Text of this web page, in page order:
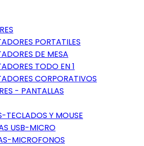
PORTATILES
DE MESA
TODO EN 1
CORPORATIVOS
- PANTALLAS
TECLADOS Y MOUSE
USB-MICRO
MICROFONOS